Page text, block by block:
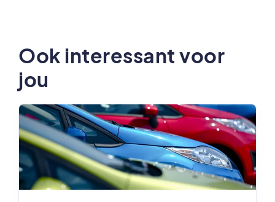
Ook interessant voor
jou